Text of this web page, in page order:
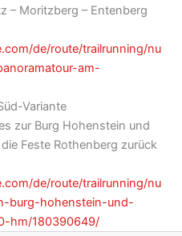
– Moritzberg – Entenberg
de/route/trailrunning/nu
am-
Variante
zur Burg Hohenstein und
Feste Rothenberg zurück
de/route/trailrunning/nu
burg-hohenstein-und-
hm/180390649/